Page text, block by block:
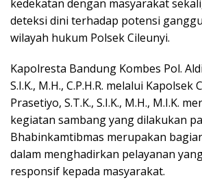
kedekatan dengan masyarakat
deteksi dini terhadap potensi
wilayah hukum Polsek Cileunyi.
Kapolresta Bandung Kombes Pol.
S.I.K., M.H., C.P.H.R. melalui Kapolsek
Prasetiyo, S.T.K., S.I.K., M.H., M.I.K.
kegiatan sambang yang dilakukan
Bhabinkamtibmas merupakan
dalam menghadirkan pelayanan
responsif kepada masyarakat.